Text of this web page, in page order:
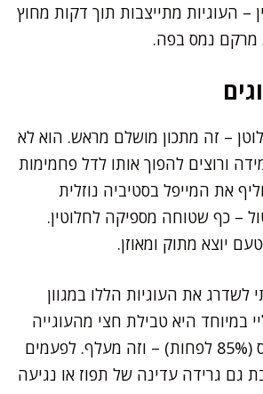
– העוגיות מתייצבות תוך דקות מחוץ
מרקם נמס בפה.
– זה מתכון מושלם מראש. הוא לא
ורוצים להפוך אותו לדל פחמימות
את המייפל בסטיביה נוזלית
– כף שטוחה מספיקה לחלוטין.
יוצא מתוק ומאוזן.
לשדרג את העוגיות הללו במגוון
במיוחד היא טבילת חצי מהעוגייה
בשוקולד מריר מומס (85% לפחות) – וזה מעלף. לפעמים
גם גרידה עדינה של תפוז או נגיעה